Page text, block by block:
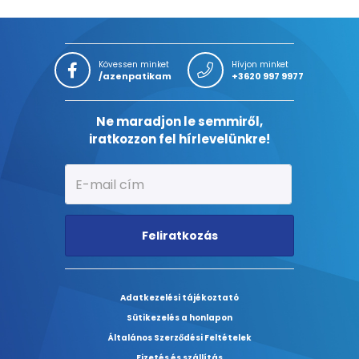
Kövessen minket
/azenpatikam
Hívjon minket
+3620 997 9977
Ne maradjon le semmiről,
iratkozzon fel hírlevelünkre!
Feliratkozás
Adatkezelési tájékoztató
Sütikezelés a honlapon
Általános Szerződési Feltételek